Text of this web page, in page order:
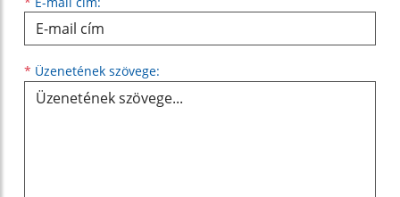
* Üzenetének szövege: